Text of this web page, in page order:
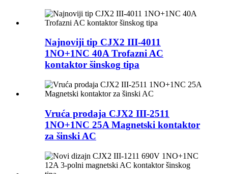
Najnoviji tip CJX2 III-4011
1NO+1NC 40A Trofazni AC
kontaktor šinskog tipa
Vruća prodaja CJX2 III-2511
1NO+1NC 25A Magnetski kontaktor
za šinski AC